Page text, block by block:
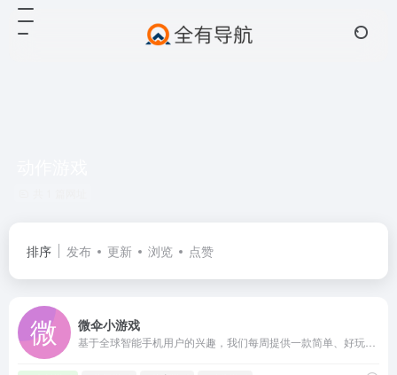
排序 发布 更新 浏览 点赞
微伞小游戏